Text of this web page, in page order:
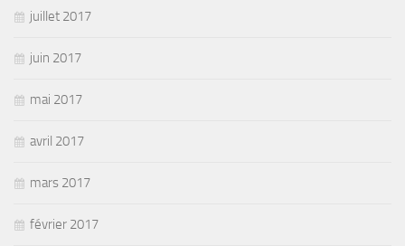
juillet 2017
juin 2017
mai 2017
avril 2017
mars 2017
février 2017